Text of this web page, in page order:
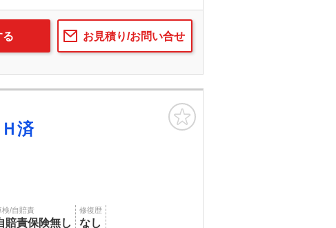
お見積り/お問い合せ
る
済
検/自賠責
賠責保険無し
修復歴
なし